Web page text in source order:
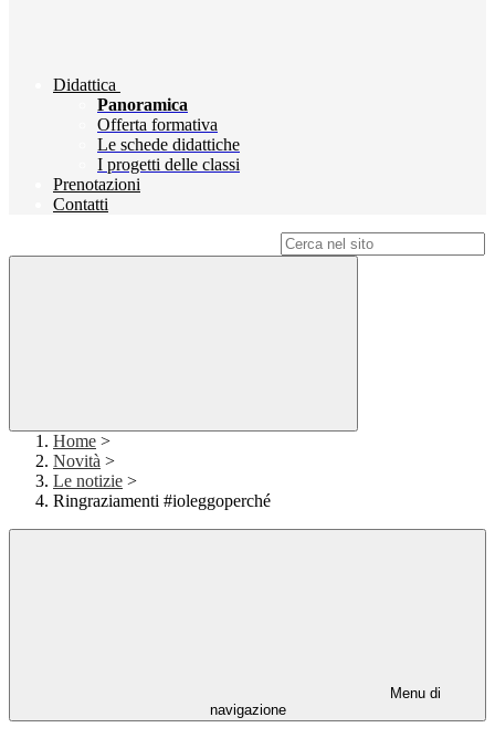
Didattica
Panoramica
Offerta formativa
Le schede didattiche
I progetti delle classi
Prenotazioni
Contatti
Home >
Novità >
Le notizie >
Ringraziamenti #ioleggoperché
Menu di
navigazione